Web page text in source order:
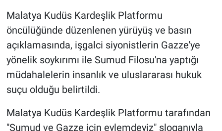
Malatya Kudüs Kardeşlik Platformu
öncülüğünde düzenlenen yürüyüş ve basın
açıklamasında, işgalci siyonistlerin Gazze'ye
yönelik soykırımı ile Sumud Filosu'na yaptığı
müdahalelerin insanlık ve uluslararası hukuk
suçu olduğu belirtildi.
Malatya Kudüs Kardeşlik Platformu tarafından
"Sumud ve Gazze için eylemdeyiz" sloganıyla